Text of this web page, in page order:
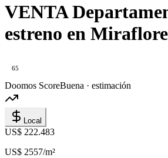
VENTA
estreno en
65
Doomos ScoreBuena · estimación
Local
US$ 222.483
US$ 2557/m²